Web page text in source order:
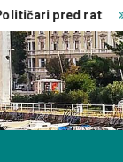
pred rat